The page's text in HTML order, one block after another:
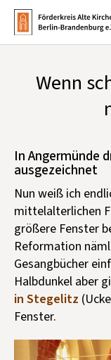
Infobrief abonnieren
Kontakt aufnehmen
Mitglied werden
Publikationen
Kunst & Kultur
Förderung &
Über uns
Wenn
In Angermünde
ausgezeichnet
Nun weiß ich
mittelalterlichen
größere Fenster
Reformation
Gesangbücher
Halbdunkel aber
in Stegelitz
Fenster.